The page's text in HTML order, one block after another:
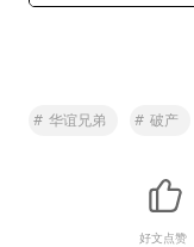
# 华谊兄弟 # 破产
好文点赞